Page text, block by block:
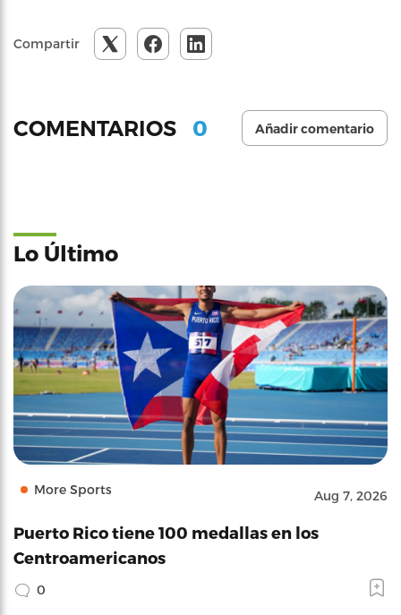
Compartir
COMENTARIOS 0 Añadir comentario
Lo Último
More Sports Aug 7, 2026
Puerto Rico tiene 100 medallas en los
Centroamericanos
0